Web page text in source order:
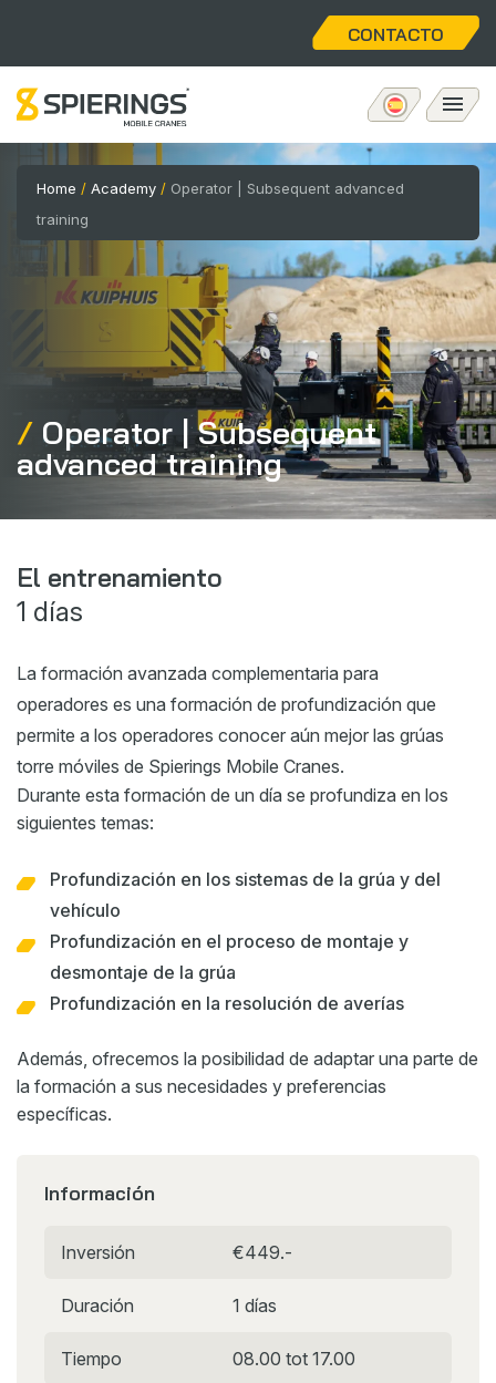
CONTACTO
Grúa torre móviles
eLift
Servicios
Sobre nosotros
Home
Noticias
Eventos
General terms and conditions
Política de privacidad
Home / Academy / Operator | Subsequent advanced
training
Operator | Subsequent
advanced training
El entrenamiento
1 días
La formación avanzada complementaria para
operadores es una formación de profundización que
permite a los operadores conocer aún mejor las grúas
torre móviles de Spierings Mobile Cranes.
Durante esta formación de un día se profundiza en los
siguientes temas:
Profundización en los sistemas de la grúa y del
vehículo
Profundización en el proceso de montaje y
desmontaje de la grúa
Profundización en la resolución de averías
Además, ofrecemos la posibilidad de adaptar una parte de
la formación a sus necesidades y preferencias
específicas.
Información
Inversión €449.-
Duración 1 días
Tiempo 08.00 tot 17.00